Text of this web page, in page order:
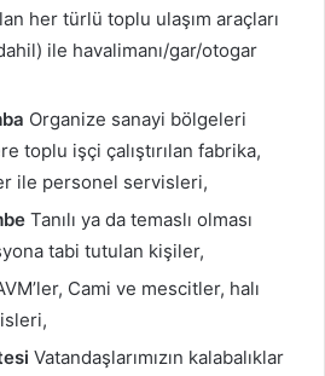
her türlü toplu ulaşım araçları
ile havalimanı/gar/otogar
Organize sanayi bölgeleri
toplu işçi çalıştırılan fabrika,
ile personel servisleri,
Tanılı ya da temaslı olması
tabi tutulan kişiler,
Cami ve mescitler, halı
Vatandaşlarımızın kalabalıklar